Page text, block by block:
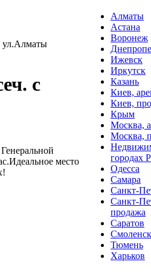
ул.Алматы
с
место
Алматы
Астана
Воронеж
Ижевск
Иркутск
Казань
Киев,
Киев,
Крым
Москва,
Москва,
городах
Одесса
Самара
Санкт-
Санкт-
продажа
Саратов
Смоленск
Тюмень
Харьков